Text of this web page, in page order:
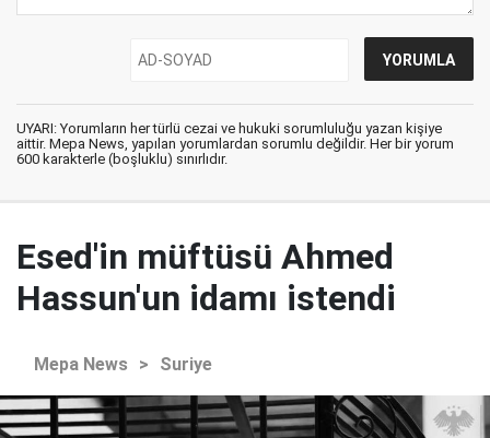
UYARI: Yorumların her türlü cezai ve hukuki sorumluluğu yazan kişiye
aittir. Mepa News, yapılan yorumlardan sorumlu değildir. Her bir yorum
600 karakterle (boşluklu) sınırlıdır.
Esed'in müftüsü Ahmed
Hassun'un idamı istendi
Mepa News > Suriye